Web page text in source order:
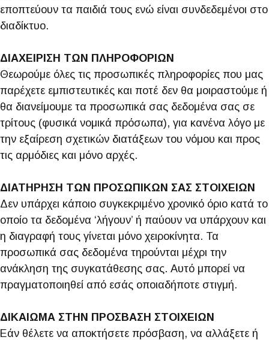
εποπτεύουν τα παιδιά τους ενώ είναι συνδεδεμένοι στο
διαδίκτυο.
ΔΙΑΧΕΙΡΙΣΗ ΤΩΝ ΠΛΗΡΟΦΟΡΙΩΝ
Θεωρούμε όλες τις προσωπικές πληροφορίες που μας
παρέχετε εμπιστευτικές και ποτέ δεν θα μοιραστούμε ή
θα διανείμουμε τα προσωπικά σας δεδομένα σας σε
τρίτους (φυσικά νομικά πρόσωπα), για κανένα λόγο με
την εξαίρεση σχετικών διατάξεων του νόμου και προς
τις αρμόδιες και μόνο αρχές.
ΔΙΑΤΗΡΗΣΗ ΤΩΝ ΠΡΟΣΩΠΙΚΩΝ ΣΑΣ ΣΤΟΙΧΕΙΩΝ
Δεν υπάρχει κάποιο συγκεκριμένο χρονικό όριο κατά το
οποίο τα δεδομένα ‘λήγουν’ ή παύουν να υπάρχουν και
η διαγραφή τους γίνεται μόνο χειροκίνητα. Τα
προσωπικά σας δεδομένα τηρούνται μέχρι την
ανάκληση της συγκατάθεσης σας. Αυτό μπορεί να
πραγματοποιηθεί από εσάς οποιαδήποτε στιγμή.
ΔΙΚΑΙΩΜΑ ΣΤΗΝ ΠΡΟΣΒΑΣΗ ΣΤΟΙΧΕΙΩΝ
Εάν θέλετε να αποκτήσετε πρόσβαση, να αλλάξετε ή